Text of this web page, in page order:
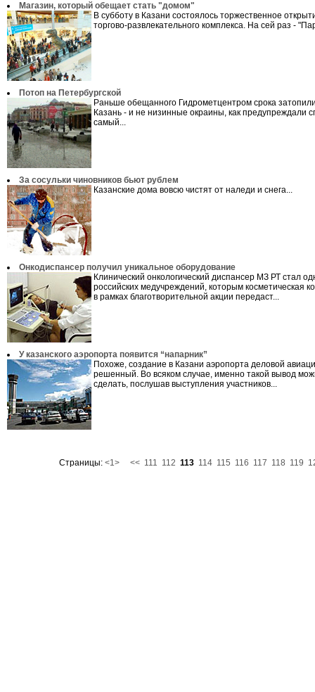
Магазин, который обещает стать "домом"
В субботу в Казани состоялось торжественное
торгово-развлекательного комплекса. На сей раз -
Потоп на Петербургской
Раньше обещанного Гидрометцентром срока
Казань - и не низинные окраины, как предупреждали
самый...
За сосульки чиновников бьют рублем
Казанские дома вовсю чистят от наледи и снега...
Онкодиспансер получил уникальное оборудование
Клинический онкологический диспансер МЗ РТ стал
российских медучреждений, которым косметическая
в рамках благотворительной акции передаст...
У казанского аэропорта появится “напарник”
Похоже, создание в Казани аэропорта деловой
решенный. Во всяком случае, именно такой вывод
сделать, послушав выступления участников...
Страницы: <1> << 111 112 113 114 115 116 117 118 119